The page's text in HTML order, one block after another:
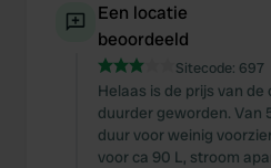
Een locatie
beoordeeld
Sitecode: 697
Helaas is de prijs van
duurder geworden. Van
duur voor weinig
voor ca 90 L, stroom